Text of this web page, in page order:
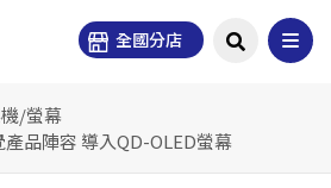
全國分店
/螢幕
品陣容 導入QD-OLED螢幕